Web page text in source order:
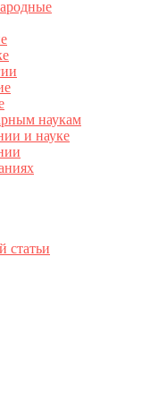
наукам
и науке
статьи